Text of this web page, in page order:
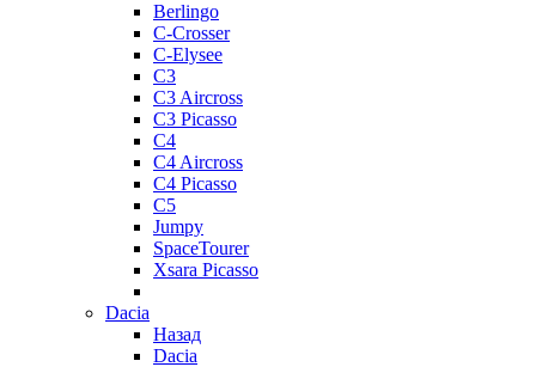
Berlingo
C-Crosser
C-Elysee
C3
C3 Aircross
C3 Picasso
C4
C4 Aircross
C4 Picasso
C5
Jumpy
SpaceTourer
Xsara Picasso
Dacia
Назад
Dacia